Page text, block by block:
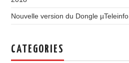
Nouvelle version du Dongle µTeleinfo
CATEGORIES